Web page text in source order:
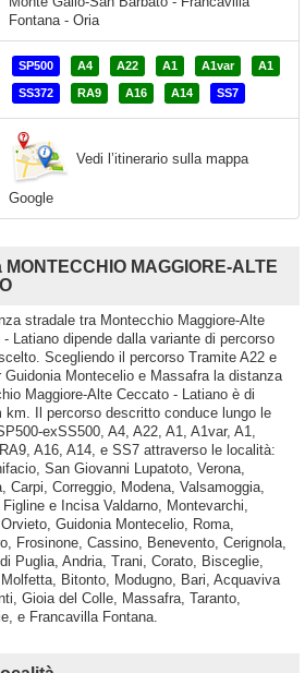
SP500 A4 A22 A1 A1var A1
SS372 RA9 A16 A14 SS7
Vedi l’itinerario sulla mappa
Google
MAGGIORE-ALTE
stradale tra Montecchio Maggiore-Alte
Latiano dipende dalla variante di percorso
Scegliendo il percorso Tramite A22 e
Guidonia Montecelio e Massafra la distanza
Maggiore-Alte Ceccato - Latiano è di
km. Il percorso descritto conduce lungo le
exSS500, A4, A22, A1, A1var, A1,
A16, A14, e SS7 attraverso le località:
San Giovanni Lupatoto, Verona,
Carpi, Correggio, Modena, Valsamoggia,
Figline e Incisa Valdarno, Montevarchi,
Guidonia Montecelio, Roma,
Frosinone, Cassino, Benevento, Cerignola,
Puglia, Andria, Trani, Corato, Bisceglie,
Bitonto, Modugno, Bari, Acquaviva
Gioia del Colle, Massafra, Taranto,
e Francavilla Fontana.